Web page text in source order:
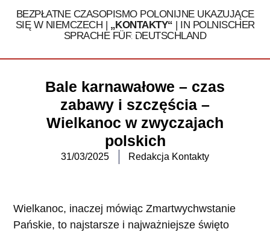
BEZPŁATNE CZASOPISMO POLONIJNE UKAZUJĄCE
SIĘ W NIEMCZECH | „KONTAKTY“ | IN POLNISCHER
SPRACHE FÜR DEUTSCHLAND
Tel. 030 / 324 16 32
Bale karnawałowe – czas
zabawy i szczęścia –
Wielkanoc w zwyczajach
polskich
31/03/2025 Redakcja Kontakty
Wielkanoc, inaczej mówiąc Zmartwychwstanie
Pańskie, to najstarsze i najważniejsze święto